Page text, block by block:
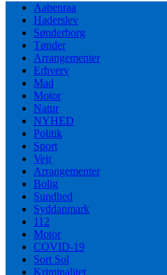
Aabenraa
Haderslev
Sønderborg
Tønder
Arrangementer
Erhverv
Mad
Motor
Natur
NYHED
Politik
Sport
Vejr
Arrangementer
Bolig
Sundhed
Syddanmark
112
Motor
COVID-19
Sort Sol
Kriminalitet